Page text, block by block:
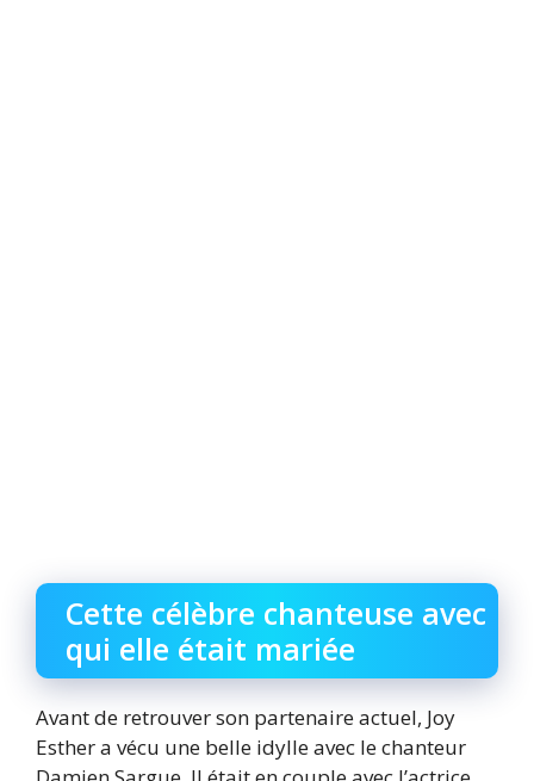
Cette célèbre chanteuse avec
qui elle était mariée
Avant de retrouver son partenaire actuel, Joy
Esther a vécu une belle idylle avec le chanteur